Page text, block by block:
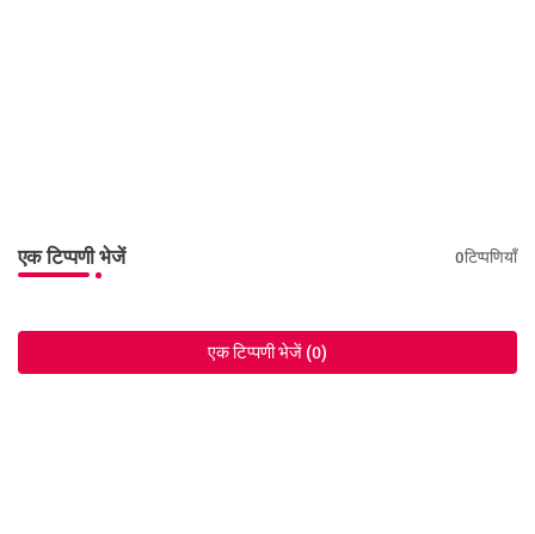
एक टिप्पणी भेजें 0टिप्पणियाँ
एक टिप्पणी भेजें (0)